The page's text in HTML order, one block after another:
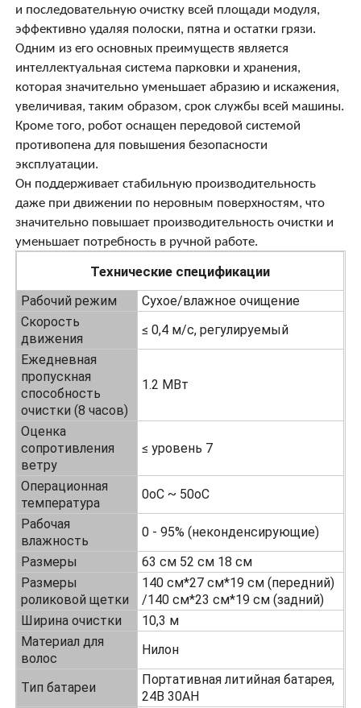
щетка чистки панели солнечных батарей
Солнечная панель с вращающейся щеткой
Щетка для мытья солнечных панелей
Инструменты для очистки солнечных панелей
Оборудование для мытья солнечных панелей
Штанга с подачей воды
машина обратного осмоза
Робот панели солнечных батарей очищая
Энергоаккумулирующий звуковой барьер
и последовательную очистку всей площади модуля,
эффективно удаляя полоски, пятна и остатки грязи.
Одним из его основных преимуществ является
интеллектуальная система парковки и хранения,
которая значительно уменьшает абразию и искажения,
увеличивая, таким образом, срок службы всей машины.
Кроме того, робот оснащен передовой системой
противопена для повышения безопасности
эксплуатации.
Он поддерживает стабильную производительность
даже при движении по неровным поверхностям, что
значительно повышает производительность очистки и
уменьшает потребность в ручной работе.
Технические спецификации
Рабочий режим
Сухое/влажное очищение
Скорость
движения
≤ 0,4 м/с, регулируемый
Ежедневная
пропускная
способность
очистки (8 часов)
1.2 МВт
Оценка
сопротивления
ветру
≤ уровень 7
Операционная
температура
0oC ~ 50oC
Рабочая
влажность
0 - 95% (неконденсирующие)
Размеры
63 см 52 см 18 см
Размеры
роликовой щетки
140 см*27 см*19 см (передний)
/140 см*23 см*19 см (задний)
Ширина очистки
10,3 м
Материал для
волос
Нилон
Тип батареи
Портативная литийная батарея,
24В 30AH